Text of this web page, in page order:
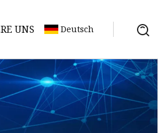
UNS Deutsch